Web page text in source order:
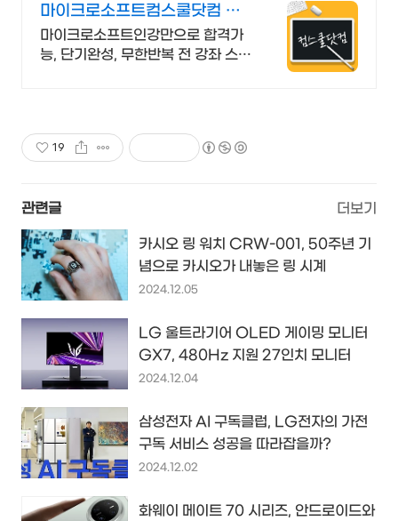
마이크로소프트컴스쿨닷컴 당
일 신청&결제시 기프티콘!
마이크로소프트인강만으로 합격가
능, 단기완성, 무한반복 전 강좌 스마
19
관련글 더보기
카시오 링 워치 CRW-001, 50주년 기
념으로 카시오가 내놓은 링 시계
2024.12.05
LG 울트라기어 OLED 게이밍 모니터
GX7, 480Hz 지원 27인치 모니터
2024.12.04
삼성전자 AI 구독클럽, LG전자의 가전
구독 서비스 성공을 따라잡을까?
2024.12.02
화웨이 메이트 70 시리즈, 안드로이드와